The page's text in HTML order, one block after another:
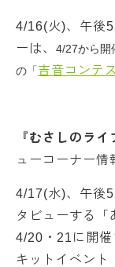
4/16(火)、午後
ーは、 4/27から開
の「吉音コンテ
『むさしのライ
ューコーナー情
4/17(水)、午後
タビューする「
4/20・21に開催
キットイベント